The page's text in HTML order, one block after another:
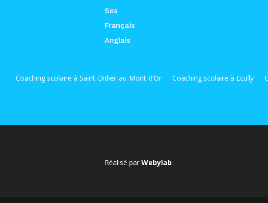
Ses
Français
Anglais
Coaching scolaire à Saint-Didier-au-Mont-d’Or Coaching scolaire à Ecully
Réalisé par Webylab